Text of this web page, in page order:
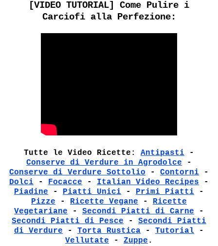
[VIDEO TUTORIAL] Come Pulire i
Carciofi alla Perfezione:
Tutte le Video Ricette: Antipasti -
Conserve di Verdure in Agrodolce -
Conserve di Verdure Sottolio - Contorni -
Dolci - Focacce - Italian Video Recipes -
Piadine - Piatti Unici - Primi Piatti -
Pizze - Ricette Vegane - Ricette
Vegetariane - Secondi Piatti di Carne -
Secondi Piatti di Pesce - Secondi Piatti
di Verdure - Torta Rustica - Tutorial -
Vellutate - Zuppe .